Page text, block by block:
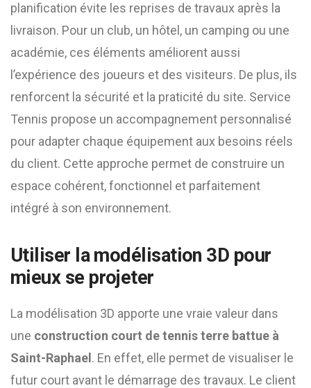
planification évite les reprises de travaux après la
livraison. Pour un club, un hôtel, un camping ou une
académie, ces éléments améliorent aussi
l’expérience des joueurs et des visiteurs. De plus, ils
renforcent la sécurité et la praticité du site. Service
Tennis propose un accompagnement personnalisé
pour adapter chaque équipement aux besoins réels
du client. Cette approche permet de construire un
espace cohérent, fonctionnel et parfaitement
intégré à son environnement.
Utiliser la modélisation 3D pour
mieux se projeter
La modélisation 3D apporte une vraie valeur dans
une construction court de tennis terre battue à
Saint-Raphael . En effet, elle permet de visualiser le
futur court avant le démarrage des travaux. Le client